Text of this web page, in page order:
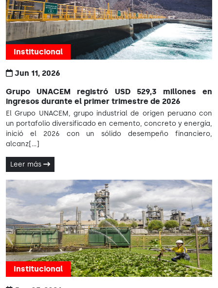
Institucional
Jun 11, 2026
Grupo UNACEM registró USD 529,3 millones en
ingresos durante el primer trimestre de 2026
El Grupo UNACEM, grupo industrial de origen peruano con
un portafolio diversificado en cemento, concreto y energía,
inició el 2026 con un sólido desempeño financiero,
alcanz[...]
Leer más
Institucional